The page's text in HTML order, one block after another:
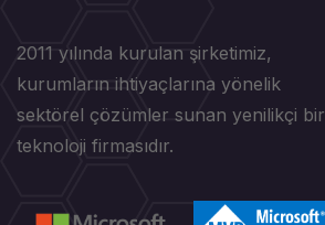
2011 yılında kurulan şirketimiz,
kurumların ihtiyaçlarına yönelik
sektörel çözümler sunan yenilikçi bir
teknoloji firmasıdır.